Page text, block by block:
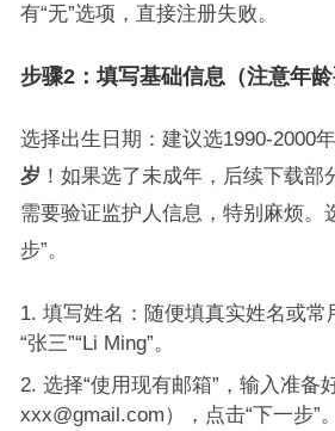
有“无”选项，直接注册失败。
步骤2：填写基础信息（注意年龄
选择出生日期：建议选1990-2000
岁 ！如果选了未成年，后续下载部
需要验证监护人信息，特别麻烦。
步”。
填写姓名：随便填真实姓名或常
“张三”“Li Ming”。
选择“使用现有邮箱”，输入准备
xxx@gmail.com），点击“下一步”。